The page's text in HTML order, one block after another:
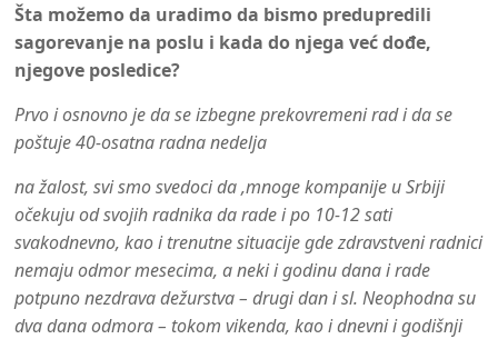
Šta možemo da uradimo da bismo predupredili
sagorevanje na poslu i kada do njega već dođe,
njegove posledice?
Prvo i osnovno je da se izbegne prekovremeni rad i da se
poštuje 40-osatna radna nedelja
na žalost, svi smo svedoci da ,mnoge kompanije u Srbiji
očekuju od svojih radnika da rade i po 10-12 sati
svakodnevno, kao i trenutne situacije gde zdravstveni radnici
nemaju odmor mesecima, a neki i godinu dana i rade
potpuno nezdrava dežurstva – drugi dan i sl. Neophodna su
dva dana odmora – tokom vikenda, kao i dnevni i godišnji